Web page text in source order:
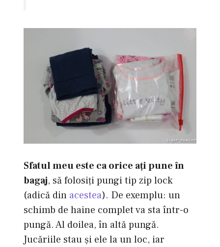
Sfatul meu este ca orice aţi pune în
bagaj, să folosiţi pungi tip zip lock
(adică din acestea). De exemplu: un
schimb de haine complet va sta într-o
pungă. Al doilea, în altă pungă.
Jucăriile stau şi ele la un loc, iar